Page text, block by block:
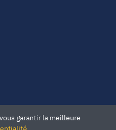
- 18h30
garantir la meilleure